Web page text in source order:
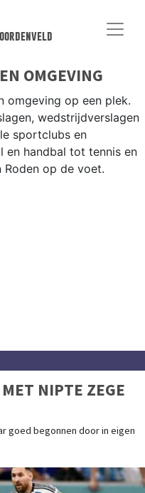
OMGEVING
omgeving op een plek.
wedstrijdverslagen
sportclubs en
en handbal tot tennis en
op de voet.
NIPTE ZEGE
goed begonnen door in eigen